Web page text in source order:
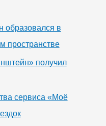
образовался в
пространстве
получил
сервиса «Моё